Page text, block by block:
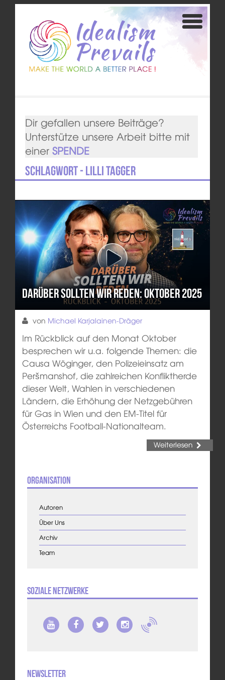
Dir gefallen unsere Beiträge?
Unterstütze unsere Arbeit bitte mit
einer SPENDE
Schlagwort - Lilli Tagger
Darüber sollten wir reden: Oktober 2025
von Michael Karjalainen-Dräger
Im Rückblick auf den Monat Oktober
besprechen wir u.a. folgende Themen: die
Causa Wöginger, den Polizeieinsatz am
Peršmanshof, die zahlreichen Konfliktherde
dieser Welt, Wahlen in verschiedenen
Ländern, die Erhöhung der Netzgebühren
für Gas in Wien und den EM-Titel für
Österreichs Football-Nationalteam.
Weiterlesen
Organisation
Autoren
Über Uns
Archiv
Team
Soziale Netzwerke
Newsletter